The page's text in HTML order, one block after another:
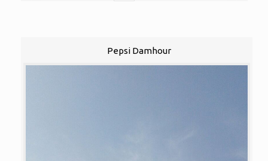
Pepsi Damhour